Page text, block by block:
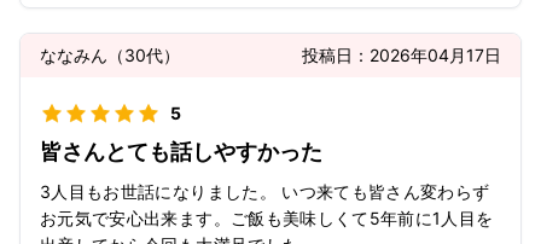
ななみん （30代） 投稿日： 2026年04月17日
5
皆さんとても話しやすかった
3人目もお世話になりました。 いつ来ても皆さん変わらず
お元気で安心出来ます。ご飯も美味しくて5年前に1人目を